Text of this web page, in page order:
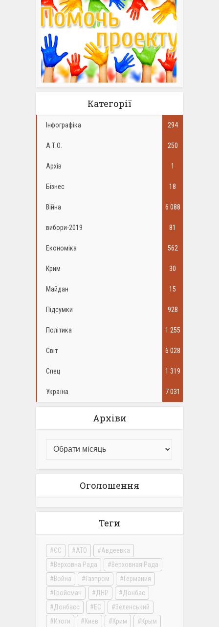
Категорії
Інфографіка 294
А.Т.О. 250
Архів 1
Бізнес 18
Війна 6 088
вибори-2019 81
Економіка 562
Крим 30
Майдан 15
Підсумки 928
Політика 1 255
Світ 6 028
Спец 1 319
Україна 7 031
Архіви
Оголошення
Теги
ЄС АТО
Авдеевка
Верховна Рада
Верховная Рада
Война
Газпром
Германия
Гройсман
ДНР
Донбас
Донбасс
ЕС
Зеленський
Итоги
Киев Крим Крым